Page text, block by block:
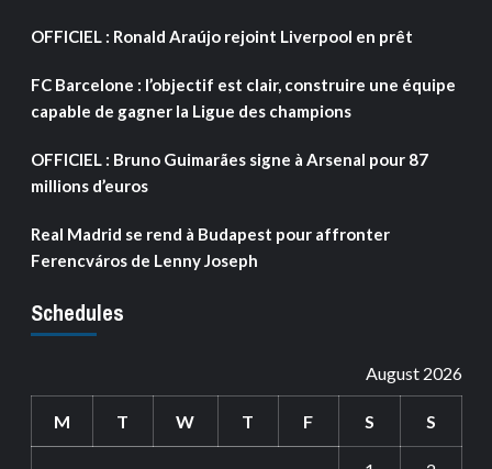
OFFICIEL : Ronald Araújo rejoint Liverpool en prêt
FC Barcelone : l’objectif est clair, construire une équipe
capable de gagner la Ligue des champions
OFFICIEL : Bruno Guimarães signe à Arsenal pour 87
millions d’euros
Real Madrid se rend à Budapest pour affronter
Ferencváros de Lenny Joseph
Schedules
August 2026
M T W T F S S